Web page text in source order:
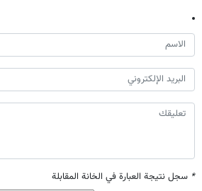
* سجل نتيجة العبارة في الخانة المقابلة